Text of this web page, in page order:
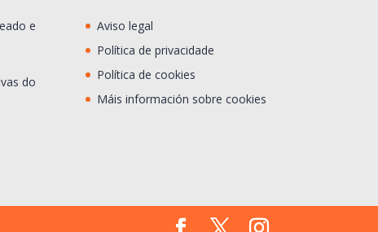
e
do
Aviso legal
Política de privacidade
Política de cookies
Máis información sobre cookies